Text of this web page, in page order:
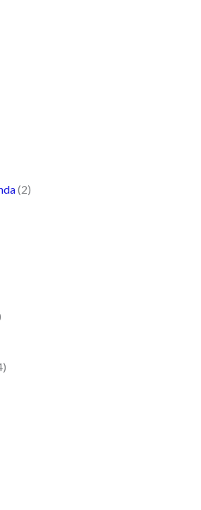
(2)